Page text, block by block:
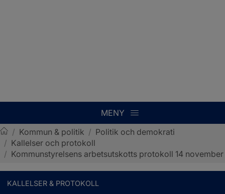
MENY
Sotenäs kommun
/ Kommun & politik / Politik och demokrati
/ Kallelser och protokoll
/ Kommunstyrelsens arbetsutskotts protokoll 14 november
KALLELSER & PROTOKOLL